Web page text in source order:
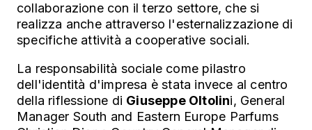
collaborazione con il terzo settore, che si
realizza anche attraverso l'esternalizzazione di
specifiche attività a cooperative sociali.
La responsabilità sociale come pilastro
dell'identità d'impresa è stata invece al centro
della riflessione di Giuseppe Oltolini, General
Manager South and Eastern Europe Parfums